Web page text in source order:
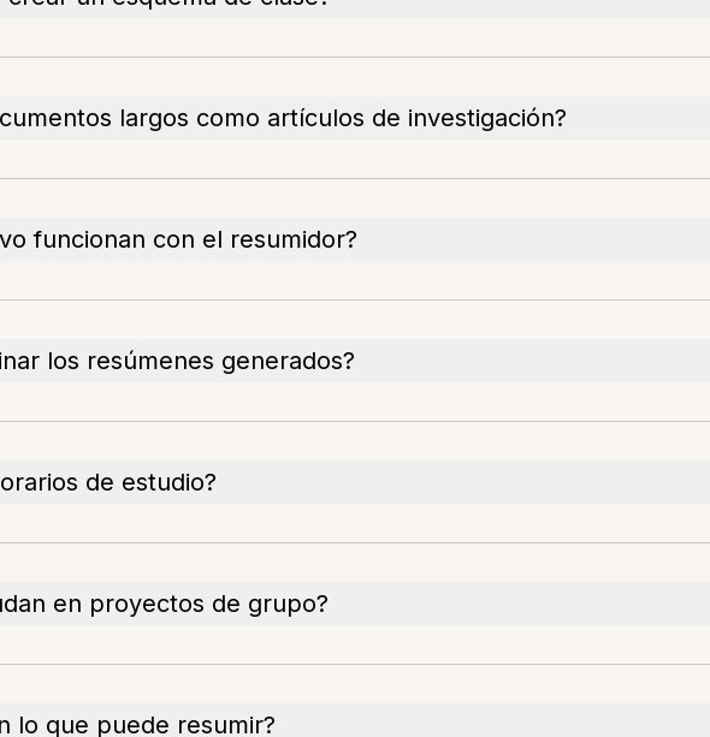
largos como artículos de investigación?
funcionan con el resumidor?
los resúmenes generados?
de estudio?
en proyectos de grupo?
lo que puede resumir?